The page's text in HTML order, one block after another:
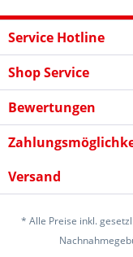
Service Hotline
Shop Service
Bewertungen
Versand
* Alle Preise inkl.